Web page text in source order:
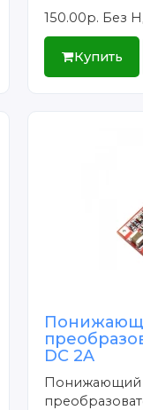
150.00р. Без
Купить
DC 2A
Понижающий